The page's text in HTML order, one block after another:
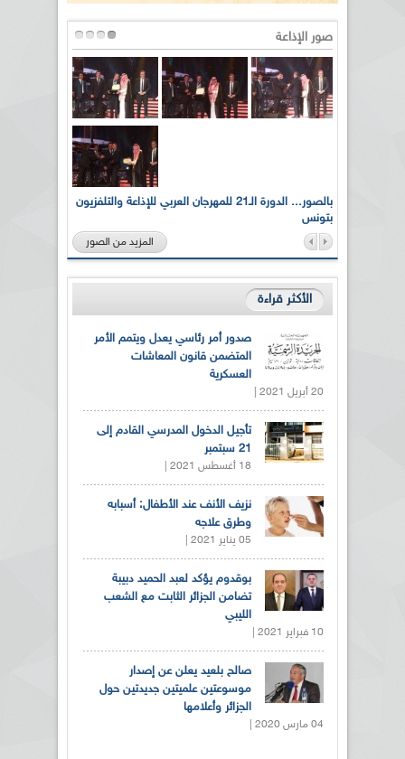
صور الإذاعة
بالصور... الدورة الـ21 للمهرجان العربي للإذاعة والتلفزيون
بتونس
المزيد من الصور
الأكثر قراءة
صدور أمر رئاسي يعدل ويتمم الأمر
المتضمن قانون المعاشات
العسكرية
20 أبريل 2021 |
تأجيل الدخول المدرسي القادم إلى
21 سبتمبر
18 أغسطس 2021 |
نزيف الأنف عند الأطفال: أسبابه
وطرق علاجه
05 يناير 2021 |
بوقدوم يؤكد لعبد الحميد دبيبة
تضامن الجزائر الثابت مع الشعب
الليبي
10 فبراير 2021 |
صالح بلعيد يعلن عن إصدار
موسوعتين علميتين جديدتين حول
الجزائر وأعلامها
04 مارس 2020 |